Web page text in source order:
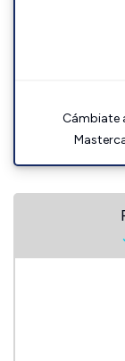
Cámbiate